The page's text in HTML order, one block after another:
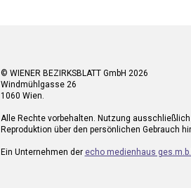
© WIENER BEZIRKSBLATT GmbH 2026
Windmühlgasse 26
1060 Wien.
Alle Rechte vorbehalten. Nutzung
Reproduktion über den persönlichen Gebrauch
Ein Unternehmen der echo medienhaus